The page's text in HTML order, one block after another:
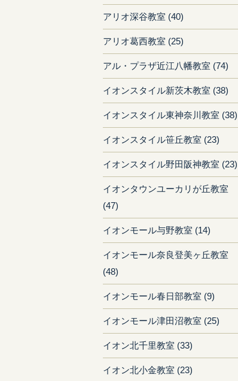
アリオ深谷教室 (40)
アリオ葛西教室 (25)
アル・プラザ近江八幡教室 (74)
イオンスタイル新茨木教室 (38)
イオンスタイル東神奈川教室 (38)
イオンスタイル笹丘教室 (23)
イオンスタイル野田阪神教室 (23)
イオンタウンユーカリが丘教室
(47)
イオンモール与野教室 (14)
イオンモール奈良登美ヶ丘教室
(48)
イオンモール春日部教室 (9)
イオンモール津田沼教室 (25)
イオン北千里教室 (33)
イオン北小金教室 (23)